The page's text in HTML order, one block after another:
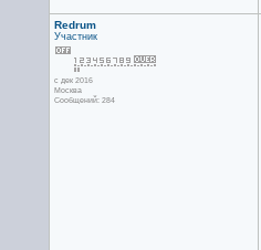
Redrum
Участник
с дек 2016
Москва
Сообщений: 284